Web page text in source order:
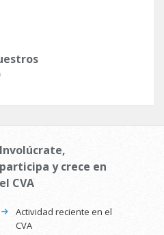
Involúcrate,
participa y crece en
el CVA
Actividad reciente en el
CVA